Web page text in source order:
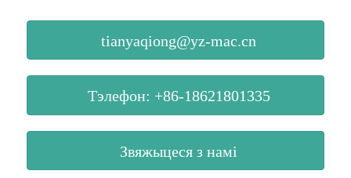
tianyaqiong@yz-mac.cn
Тэлефон: +86-18621801335
Звяжыцеся з намі